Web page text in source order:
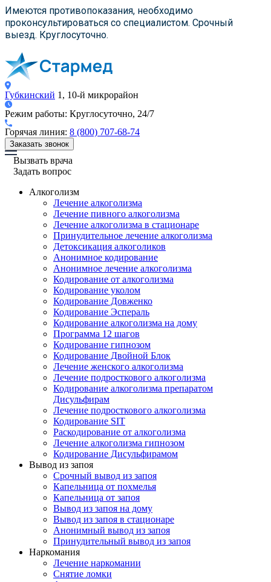
Имеются противопоказания, необходимо
проконсультироваться со специалистом. Срочный
выезд. Круглосуточно.
Губкинский 1, 10-й микрорайон
Режим работы: Круглосуточно, 24/7
Горячая линия: 8 (800) 707-68-74
Заказать звонок
Вызвать врача
Задать вопрос
Алкоголизм
Лечение алкоголизма
Лечение пивного алкоголизма
Лечение алкоголизма в стационаре
Принудительное лечение алкоголизма
Детоксикация алкоголиков
Анонимное кодирование
Анонимное лечение алкоголизма
Кодирование от алкоголизма
Кодирование уколом
Кодирование Довженко
Кодирование Эспераль
Кодирование алкоголизма на дому
Программа 12 шагов
Кодирование гипнозом
Кодирование Двойной Блок
Лечение женского алкоголизма
Лечение подросткового алкоголизма
Кодирование алкоголизма препаратом
Дисульфирам
Лечение подросткового алкоголизма
Кодирование SIT
Раскодирование от алкоголизма
Лечение алкоголизма гипнозом
Кодирование Дисульфирамом
Вывод из запоя
Срочный вывод из запоя
Капельница от похмелья
Капельница от запоя
Вывод из запоя на дому
Вывод из запоя в стационаре
Анонимный вывод из запоя
Принудительный вывод из запоя
Наркомания
Лечение наркомании
Снятие ломки